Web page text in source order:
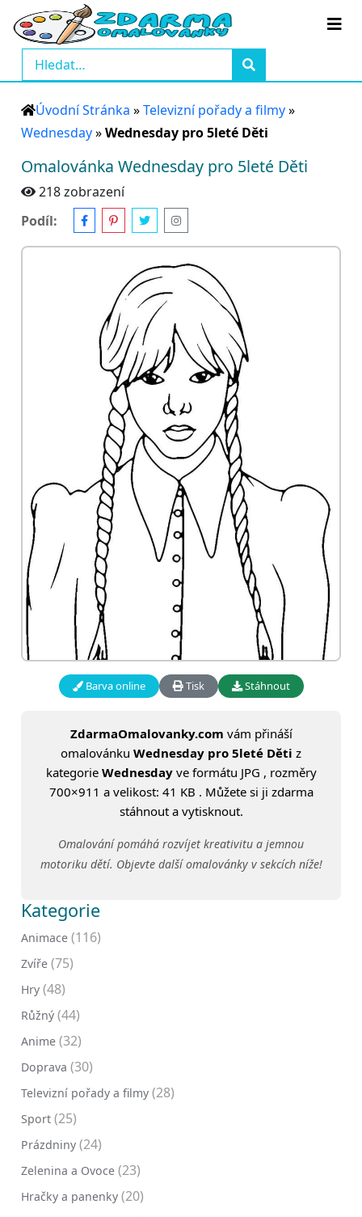
Úvodní Stránka »Televizní pořady a filmy»
Wednesday»Wednesday pro 5leté Děti
Omalovánka Wednesday pro 5leté Děti
218 zobrazení
Podíl:
Barva online Tisk Stáhnout
ZdarmaOmalovanky.com vám přináší
omalovánku Wednesday pro 5leté Děti z
kategorie Wednesdayve formátu JPG , rozměry
700×911 a velikost: 41 KB . Můžete si ji zdarma
stáhnout a vytisknout.
Omalování pomáhá rozvíjet kreativitu a jemnou
motoriku dětí. Objevte další omalovánky v sekcích níže!
Kategorie
Animace (116)
Zvíře (75)
Hry (48)
Růžný (44)
Anime (32)
Doprava (30)
Televizní pořady a filmy (28)
Sport (25)
Prázdniny (24)
Zelenina a Ovoce (23)
Hračky a panenky (20)